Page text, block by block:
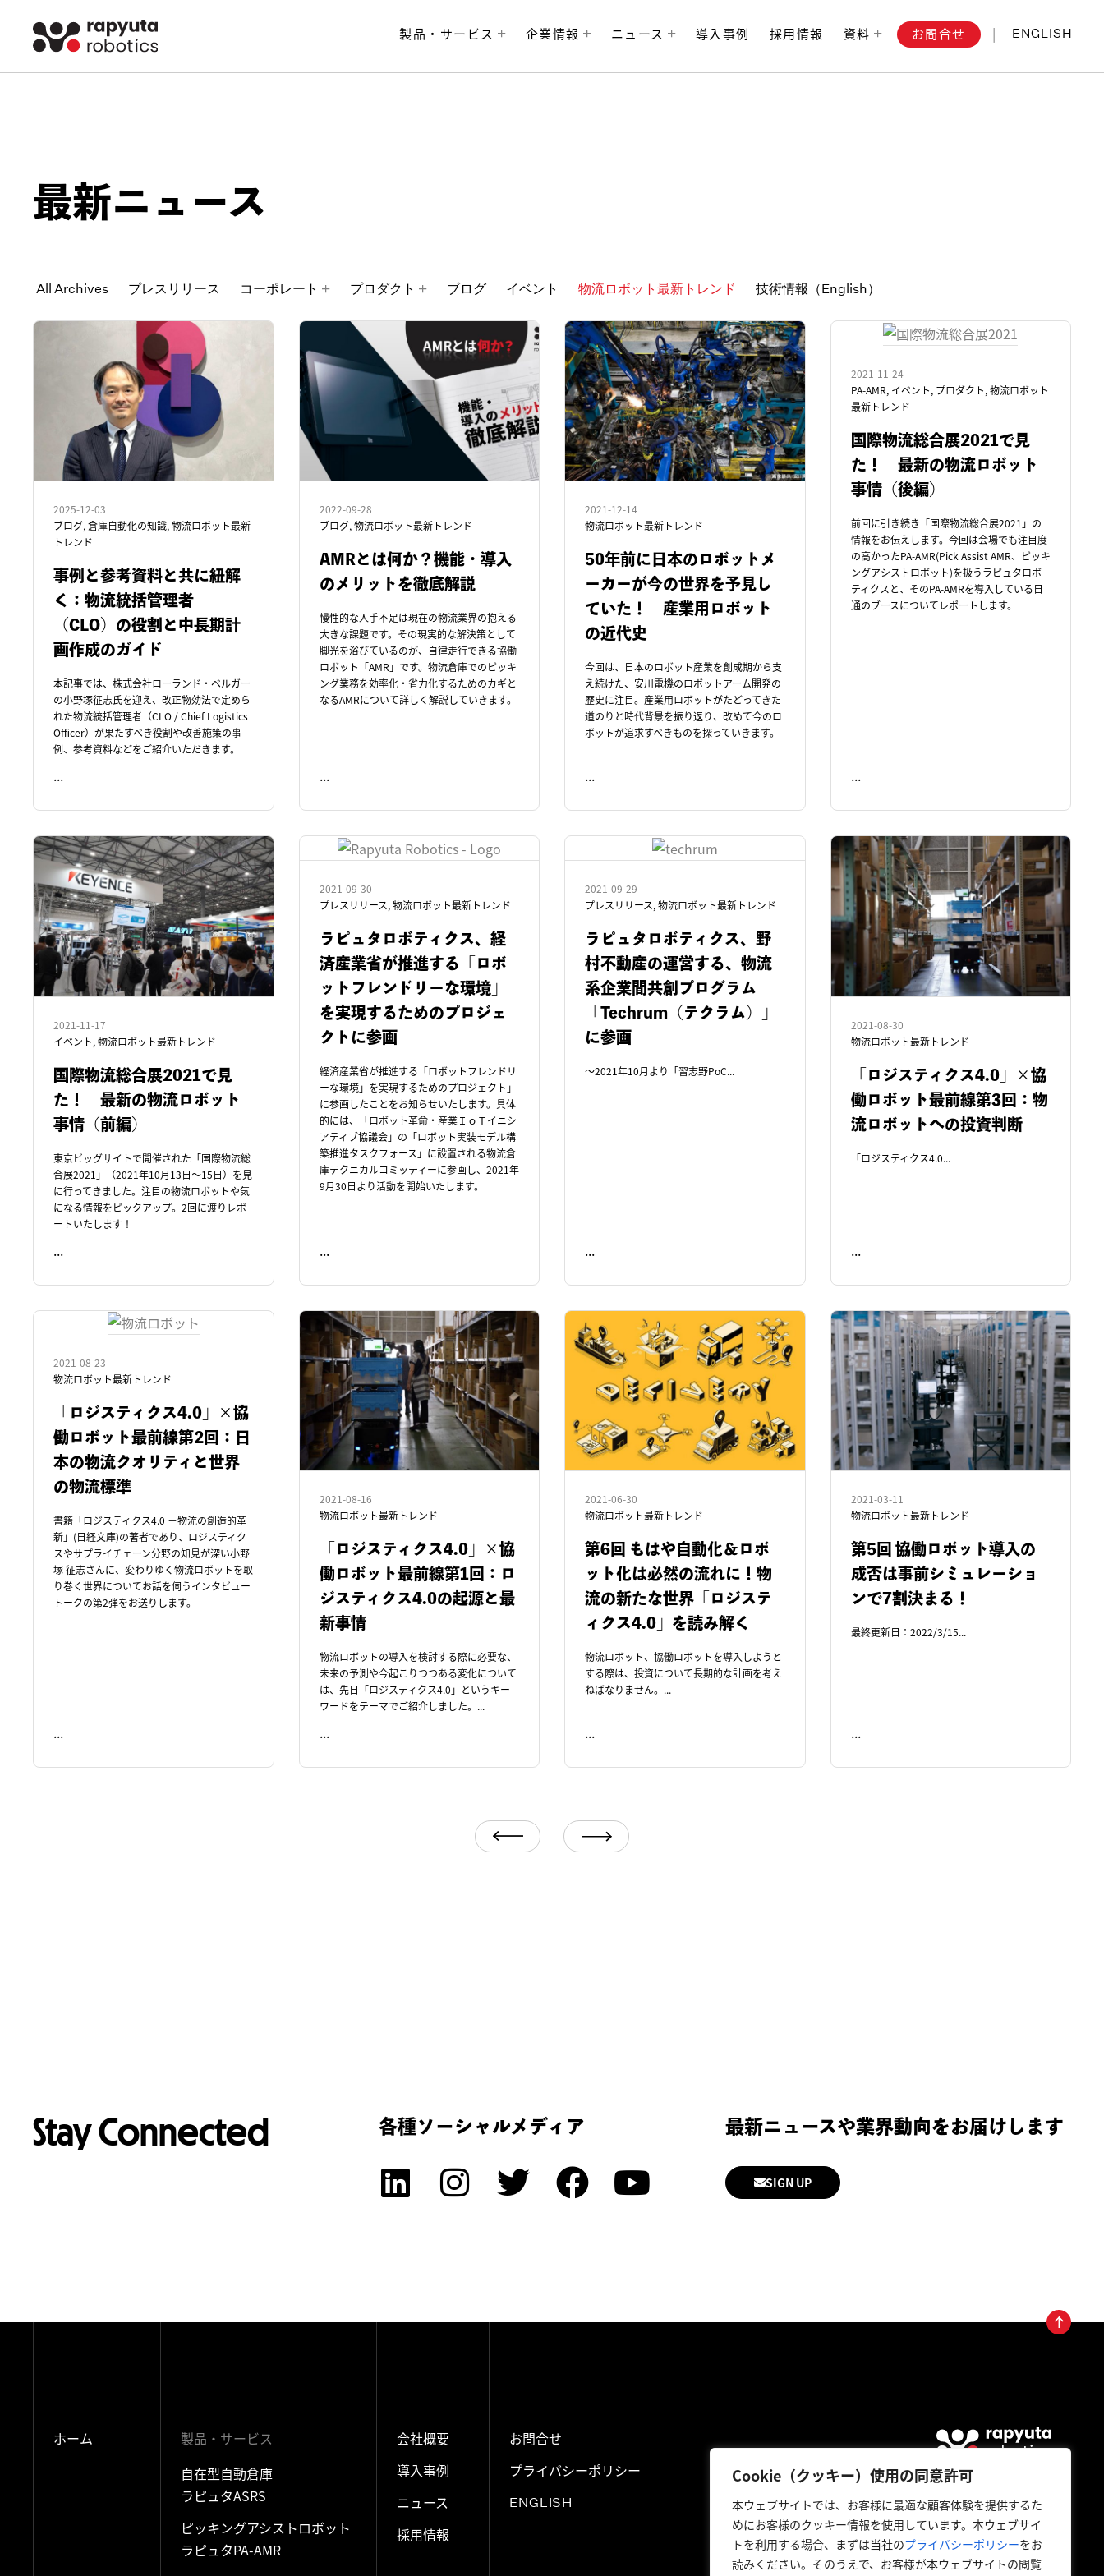
Cookie（クッキー）使用の同意許可
本ウェブサイトでは、お客様に最適な顧客体験を提供するた
めにお客様のクッキー情報を使用しています。本ウェブサイ
トを利用する場合、まずは当社のプライバシーポリシーをお
読みください。そのうえで、お客様が本ウェブサイトの閲覧
製品・サービス 企業情報 ニュース 導入事例 採用情報 資料 お問合せ ENGLISH
最新ニュース
All Archives プレスリリース コーポレート プロダクト ブログ イベント 物流ロボット最新トレンド 技術情報（English）
2025-12-03
ブログ,倉庫自動化の知識,物流ロボット最新
トレンド
事例と参考資料と共に紐解
く：物流統括管理者
（CLO）の役割と中長期計
画作成のガイド
本記事では、株式会社ローランド・ベルガー
の小野塚征志氏を迎え、改正物効法で定めら
れた物流統括管理者（CLO / Chief Logistics
Officer）が果たすべき役割や改善施策の事
例、参考資料などをご紹介いただきます。
...
READ ME
2022-09-28
ブログ,物流ロボット最新トレンド
AMRとは何か？機能・導入
のメリットを徹底解説
慢性的な人手不足は現在の物流業界の抱える
大きな課題です。その現実的な解決策として
脚光を浴びているのが、自律走行できる協働
ロボット「AMR」です。物流倉庫でのピッキ
ング業務を効率化・省力化するためのカギと
なるAMRについて詳しく解説していきます。
...
READ ME
2021-12-14
物流ロボット最新トレンド
50年前に日本のロボットメ
ーカーが今の世界を予見し
ていた！ 産業用ロボット
の近代史
今回は、日本のロボット産業を創成期から支
え続けた、安川電機のロボットアーム開発の
歴史に注目。産業用ロボットがたどってきた
道のりと時代背景を振り返り、改めて今のロ
ボットが追求すべきものを探っていきます。
...
READ ME
2021-11-24
PA-AMR, イベント, プロダクト,物流ロボット
最新トレンド
国際物流総合展2021で見
た！ 最新の物流ロボット
事情（後編）
前回に引き続き「国際物流総合展2021」の
情報をお伝えします。今回は会場でも注目度
の高かったPA-AMR(Pick Assist AMR、ピッキ
ングアシストロボット)を扱うラピュタロボ
ティクスと、そのPA-AMRを導入している日
通のブースについてレポートします。
...
READ ME
2021-11-17
イベント,物流ロボット最新トレンド
国際物流総合展2021で見
た！ 最新の物流ロボット
事情（前編）
東京ビッグサイトで開催された「国際物流総
合展2021」（2021年10月13日～15日）を見
に行ってきました。注目の物流ロボットや気
になる情報をピックアップ。2回に渡りレポ
ートいたします！
...
READ ME
2021-09-30
プレスリリース,物流ロボット最新トレンド
ラピュタロボティクス、経
済産業省が推進する「ロボ
ットフレンドリーな環境」
を実現するためのプロジェ
クトに参画
経済産業省が推進する「ロボットフレンドリ
ーな環境」を実現するためのプロジェクト」
に参画したことをお知らせいたします。具体
的には、「ロボット革命・産業ＩｏＴイニシ
アティブ協議会」の「ロボット実装モデル構
築推進タスクフォース」に設置される物流倉
庫テクニカルコミッティーに参画し、2021年
9月30日より活動を開始いたします。
...
READ ME
2021-09-29
プレスリリース,物流ロボット最新トレンド
ラピュタロボティクス、野
村不動産の運営する、物流
系企業間共創プログラム
「Techrum（テクラム）」
に参画
〜2021年10月より「習志野PoC...
...
READ ME
2021-08-30
物流ロボット最新トレンド
「ロジスティクス4.0」×協
働ロボット最前線第3回：物
流ロボットへの投資判断
「ロジスティクス4.0...
...
READ ME
2021-08-23
物流ロボット最新トレンド
「ロジスティクス4.0」×協
働ロボット最前線第2回：日
本の物流クオリティと世界
の物流標準
書籍「ロジスティクス4.0 －物流の創造的革
新」(日経文庫)の著者であり、ロジスティク
スやサプライチェーン分野の知見が深い小野
塚 征志さんに、変わりゆく物流ロボットを取
り巻く世界についてお話を伺うインタビュー
トークの第2弾をお送りします。
...
READ ME
2021-08-16
物流ロボット最新トレンド
「ロジスティクス4.0」×協
働ロボット最前線第1回：ロ
ジスティクス4.0の起源と最
新事情
物流ロボットの導入を検討する際に必要な、
未来の予測や今起こりつつある変化について
は、先日「ロジスティクス4.0」というキー
ワードをテーマでご紹介しました。...
...
READ ME
2021-06-30
物流ロボット最新トレンド
第6回 もはや自動化＆ロボ
ット化は必然の流れに！物
流の新たな世界「ロジステ
ィクス4.0」を読み解く
物流ロボット、協働ロボットを導入しようと
する際は、投資について長期的な計画を考え
ねばなりません。...
...
READ ME
2021-03-11
物流ロボット最新トレンド
第5回 協働ロボット導入の
成否は事前シミュレーショ
ンで7割決まる！
最終更新日：2022/3/15...
...
READ ME
Stay Connected 各種ソーシャルメディア 最新ニュースや業界動向をお届けします
SIGN UP
ホーム
製品・サービス
自在型自動倉庫
ラピュタASRS
ピッキングアシストロボット
ラピュタPA-AMR
会社概要
導入事例
ニュース
採用情報
お問合せ
プライバシーポリシー
ENGLISH